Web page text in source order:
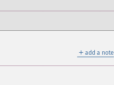
＋ add a note